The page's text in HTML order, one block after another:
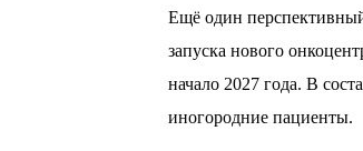
Ещё один
запуска нового
начало 2027 года. В
иногородние пациенты.